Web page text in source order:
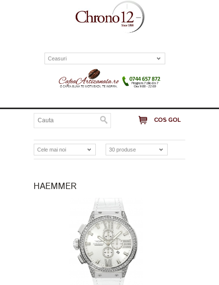
Ceasuri
COS GOL
Cele mai noi 30 produse
HAEMMER